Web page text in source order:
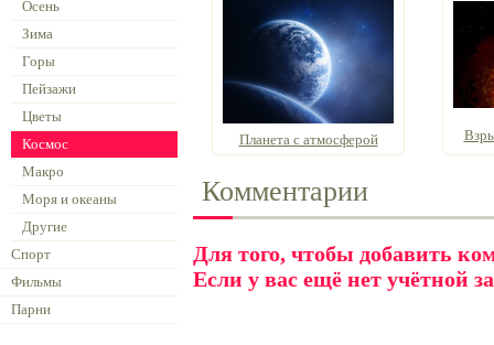
Осень
Зима
Горы
Пейзажи
Цветы
Космос
Макро
Моря и океаны
Другие
Спорт
Фильмы
Парни
Планета с атмосферой
Комментарии
Для того, чтобы добавить
Если у вас ещё нет учётной